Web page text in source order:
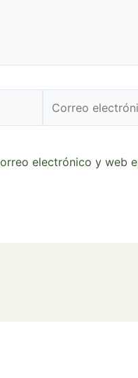
electrónico*
electrónico y web